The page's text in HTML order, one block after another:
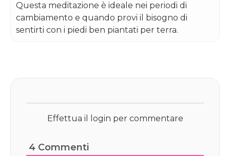
Questa meditazione è ideale nei periodi di
cambiamento e quando provi il bisogno di
sentirti con i piedi ben piantati per terra.
Effettua il login per commentare
4 Commenti